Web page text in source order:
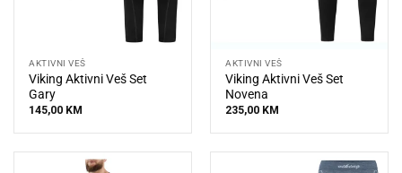
AKTIVNI VEŠ
Viking Aktivni Veš Set
Gary
145,00 KM
AKTIVNI VEŠ
Viking Aktivni Veš Set
Novena
235,00 KM